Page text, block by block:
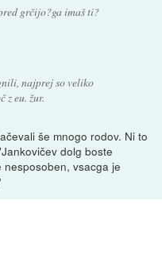
grčijo?ga imaš ti?
najprej so veliko
z eu. žur.
še mnogo rodov. Ni to
dolg boste
vsacga je